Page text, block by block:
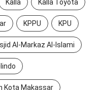
Kalla Kalla Toyota
KPPU KPU
Al-Markaz Al-Islami
Kota Makassar